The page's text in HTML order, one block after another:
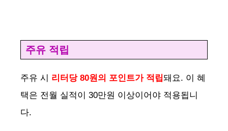
주유 적립
주유 시 리터당 80원의 포인트가 적립돼요. 이 혜
택은 전월 실적이 30만원 이상이어야 적용됩니
다.